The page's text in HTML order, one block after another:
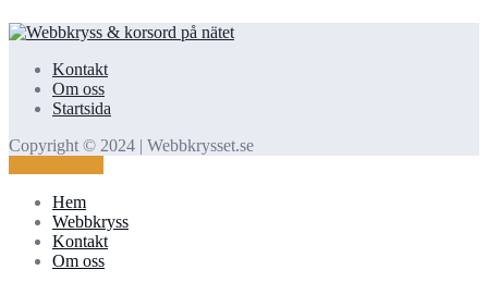
Kontakt
Om oss
Startsida
Copyright © 2024 | Webbkrysset.se
Hem
Webbkryss
Kontakt
Om oss